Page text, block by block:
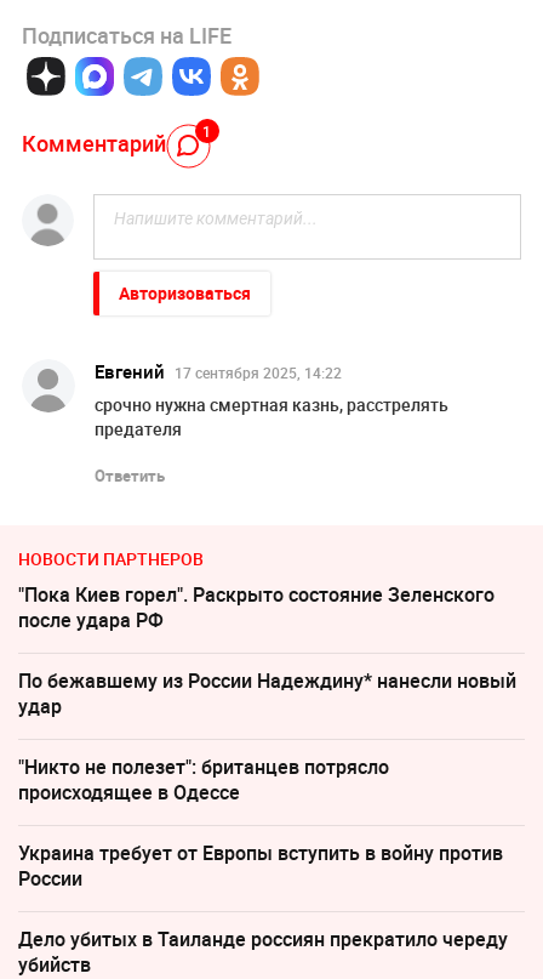
Подписаться на LIFE
Комментарий 1
Авторизоваться
Евгений 17 сентября 2025, 14:22
срочно нужна смертная казнь, расстрелять
предателя
Ответить
НОВОСТИ ПАРТНЕРОВ
"Пока Киев горел". Раскрыто состояние Зеленского
после удара РФ
По бежавшему из России Надеждину* нанесли новый
удар
"Никто не полезет": британцев потрясло
происходящее в Одессе
Украина требует от Европы вступить в войну против
России
Дело убитых в Таиланде россиян прекратило череду
убийств